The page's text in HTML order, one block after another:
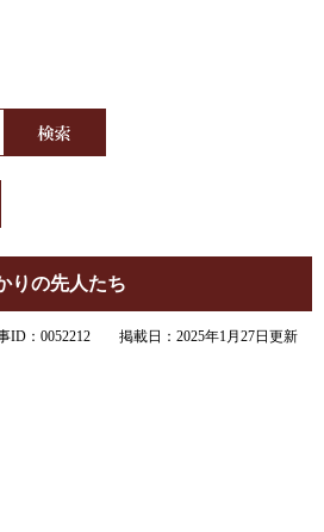
りの先人たち
ID：0052212 掲載日：2025年1月27日更新